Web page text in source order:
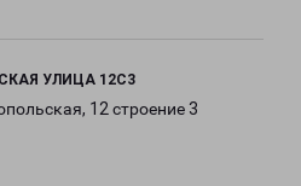
УЛИЦА 12С3
12 строение 3